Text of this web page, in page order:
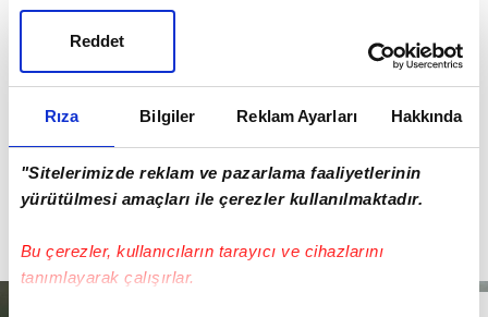
Rıza Bilgiler Reklam Ayarları Hakkında
"Sitelerimizde reklam ve pazarlama faaliyetlerinin
yürütülmesi amaçları ile çerezler kullanılmaktadır.
Bu çerezler, kullanıcıların tarayıcı ve cihazlarını
tanımlayarak çalışırlar.
Reddet